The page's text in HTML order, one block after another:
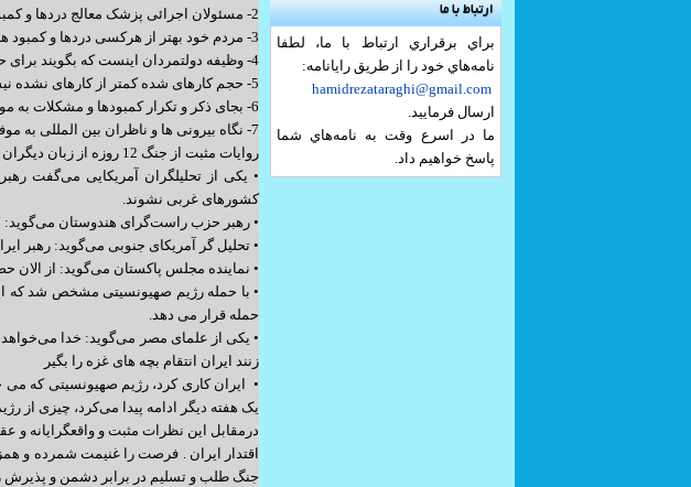
ارتباط با ما
براي برقراري ارتباط با ما، لطفا
نامه‌هاي خود را از طريق رايانامه:
hamidrezataraghi@gmail.com
ارسال فرماييد.
ما در اسرع وقت به نامه‌هاي شما
پاسخ خواهيم داد.
2- مسئولان اجرائی پزشک معالج دردها و کمبودها هستند نه بیان کننده ی دردها
3- مردم خود بهتر از هرکسی دردها و کمبود ها و مشکلات را میدانند
4- وظیفه دولتمردان اینست که بگویند برای حل مشکلات چه کرده اند و چه برنامه ای دارند
5- حجم کارهای شده کمتر از کارهای نشده نیست و بیان کارهای شده این نوید را به مردم میدهد که مسئولان درحال حل این مشکلات هستند .
6- بجای ذکر و تکرار کمبودها و مشکلات به موانع و سنگ اندازیهای دشمنان بیرونی و داخلی درمسیر حل مشکلات اشاره کنند .
7- نگاه بیرونی ها و ناظران بین المللی به موفقیتها و پیشرفتها ونقاط قوت ملت ایران دربسیاری موارد قابل استناد است
روایات مثبت از جنگ 12 روزه از زبان دیگران :
کشورهای غربی نشوند.
• رهبر حزب راست‌گرای هندوستان می‌گوید:
• تحلیل گر آمریکای جنوبی می‌گوید: رهبر
• نماینده مجلس پاکستان می‌گوید: از
• با حمله رژیم صهیونسیتی مشخص شد که
حمله قرار می دهد.
• یکی از علمای مصر می‌گوید: خدا
زنند ایران انتقام بچه های غزه را بگیر
• ایران کاری کرد، رژیم صهیونسیتی که
یک هفته دیگر ادامه پیدا می‌کرد، چیزی از
درمقابل این نظرات مثبت و واقعگرایانه و
اقتدار ایران . فرصت را غنیمت شمرده و
جنگ طلب و تسلیم در برابر دشمن و پذیرش